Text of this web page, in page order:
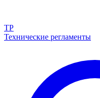
ТР
Технические регламенты